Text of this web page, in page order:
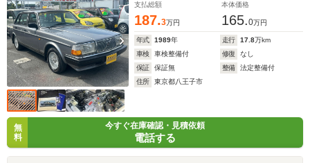
支払総額
187.3万円
本体価格
165.0万円
年式 1989年 走行 17.8万km
車検
車検整備付 修復
なし
保証
保証無 整備
法定整備付
住所
東京都八王子市
無
料
今すぐ在庫確認・見積依頼
電話する